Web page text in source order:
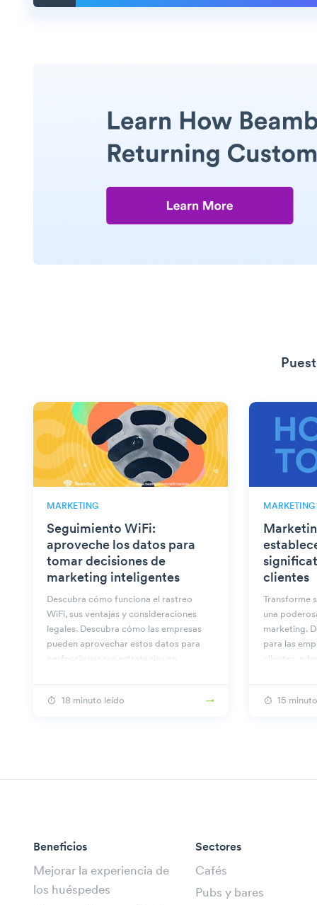
MARKETING
Seguimiento WiFi:
aproveche los datos para
tomar decisiones de
marketing inteligentes
Descubra cómo funciona el rastreo
WiFi, sus ventajas y consideraciones
legales. Descubra cómo las empresas
pueden aprovechar estos datos para
perfeccionar sus estrategias en
18 minuto leído
MARKETING
clientes
Transforme
una
marketing.
para las
clientes,
15
Beneficios
Mejorar la experiencia de
los huéspedes
Sectores
Cafés
Pubs y bares